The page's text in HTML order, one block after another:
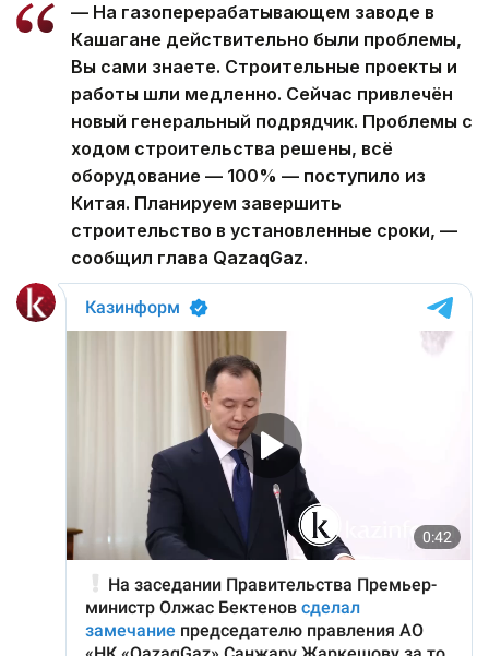
— На газоперерабатывающем заводе в
Кашагане действительно были проблемы,
Вы сами знаете. Строительные проекты и
работы шли медленно. Сейчас привлечён
новый генеральный подрядчик. Проблемы с
ходом строительства решены, всё
оборудование — 100% — поступило из
Китая. Планируем завершить
строительство в установленные сроки, —
сообщил глава QazaqGaz.